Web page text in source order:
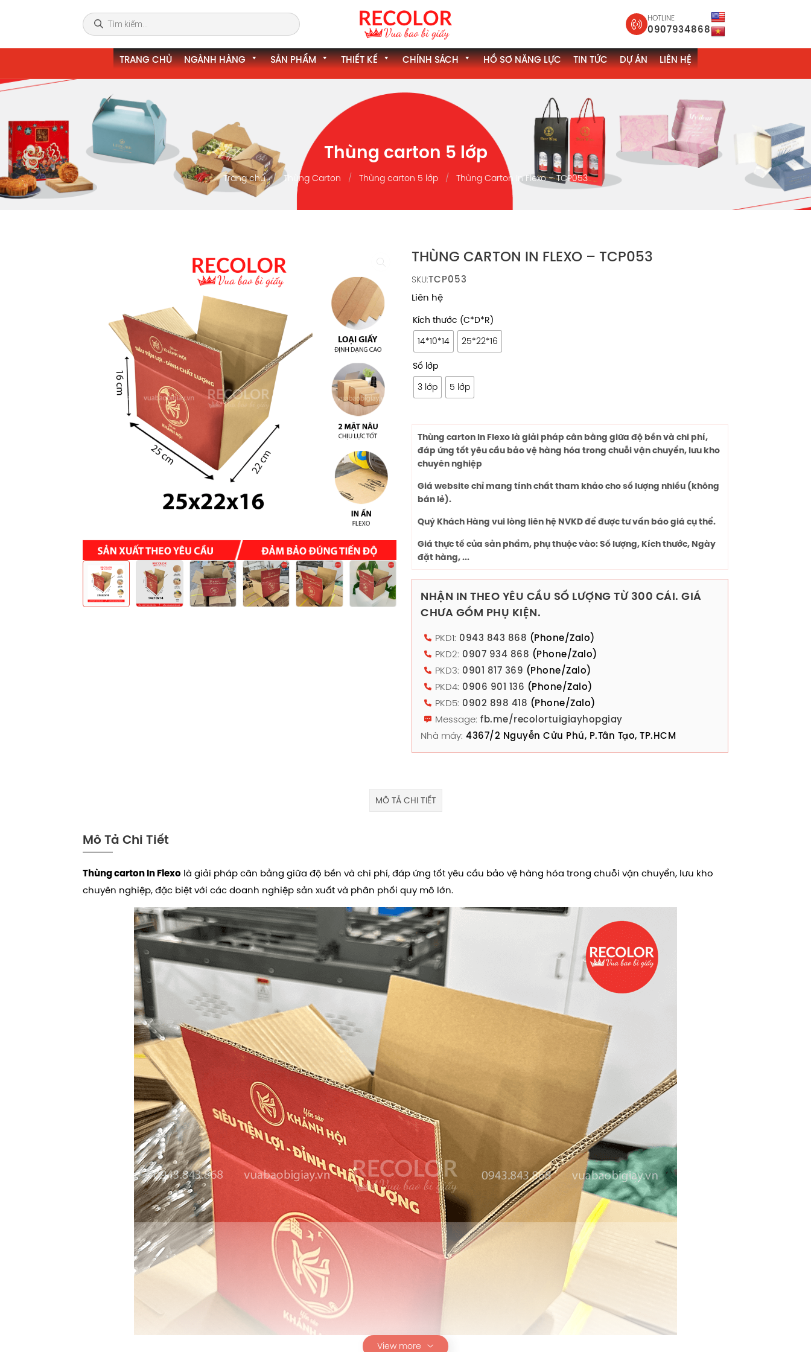
HOTLINE
0907934868
TRANG CHỦ NGÀNH HÀNG SẢN PHẨM THIẾT KẾ CHÍNH SÁCH HỒ SƠ NĂNG LỰC TIN TỨC DỰ ÁN LIÊN HỆ
Thùng carton 5 lớp
Trang chủ Thùng Carton Thùng carton 5 lớp Thùng Carton In Flexo – TCP053
THÙNG CARTON IN FLEXO – TCP053
SKU:TCP053
Liên hệ
Kích thước (C*D*R)
14*10*14
25*22*16
Số lớp
3 lớp
5 lớp
Thùng carton In Flexo là giải pháp cân bằng giữa độ bền và chi phí,
đáp ứng tốt yêu cầu bảo vệ hàng hóa trong chuỗi vận chuyển, lưu kho
chuyên nghiệp
Giá website chỉ mang tính chất tham khảo cho số lượng nhiều (không
bán lẻ).
Quý Khách Hàng vui lòng liên hệ NVKD để được tư vấn báo giá cụ thể.
Giá thực tế của sản phẩm, phụ thuộc vào: Số lượng, Kích thước, Ngày
đặt hàng, ...
NHẬN IN THEO YÊU CẦU SỐ LƯỢNG TỪ 300 CÁI. GIÁ
CHƯA GỒM PHỤ KIỆN.
PKD1: 0943 843 868 (Phone/Zalo)
PKD2: 0907 934 868 (Phone/Zalo)
PKD3: 0901 817 369 (Phone/Zalo)
PKD4: 0906 901 136 (Phone/Zalo)
PKD5: 0902 898 418 (Phone/Zalo)
Message: fb.me/recolortuigiayhopgiay
Nhà máy: 4367/2 Nguyễn Cửu Phú, P.Tân Tạo, TP.HCM
MÔ TẢ CHI TIẾT
Mô Tả Chi Tiết
Thùng carton In Flexo là giải pháp cân bằng giữa độ bền và chi phí, đáp ứng tốt yêu cầu bảo vệ hàng hóa trong chuỗi vận chuyển, lưu kho
chuyên nghiệp, đặc biệt với các doanh nghiệp sản xuất và phân phối quy mô lớn.
View more